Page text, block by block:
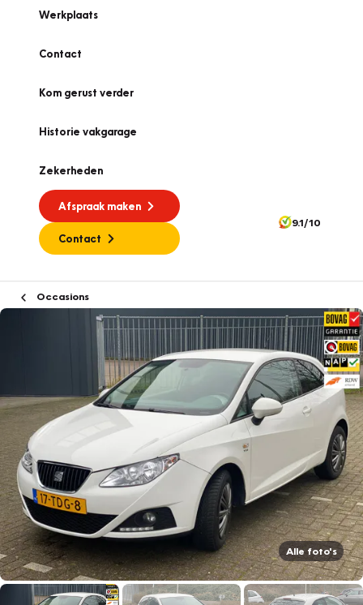
Werkplaats
Contact
Kom gerust verder
Historie vakgarage
Zekerheden
Afspraak maken
Contact
9.1/10
Occasions
Alle foto's